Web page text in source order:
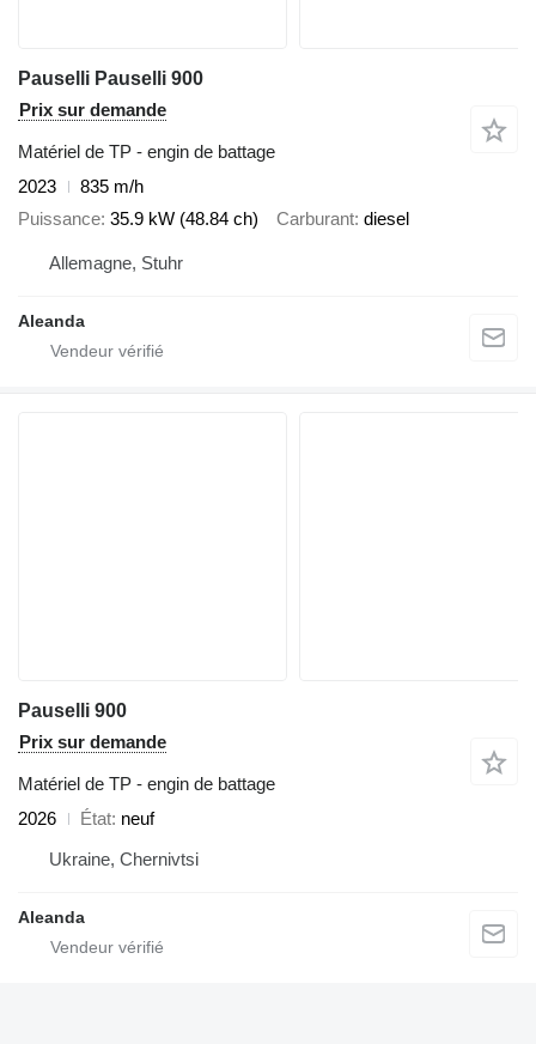
Pauselli Pauselli 900
Prix sur demande
Matériel de TP - engin de battage
2023
835 m/h
Puissance 35.9 kW (48.84 ch) Carburant diesel
Allemagne, Stuhr
Aleanda
Pauselli 900
Prix sur demande
Matériel de TP - engin de battage
2026
État neuf
Ukraine, Chernivtsi
Aleanda